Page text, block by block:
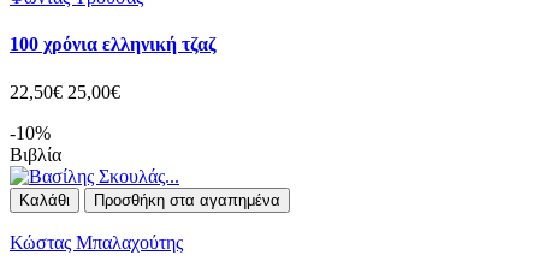
100 χρόνια ελληνική τζαζ
22,50€ 25,00€
-10%
Βιβλία
Καλάθι Προσθήκη στα αγαπημένα
Κώστας Μπαλαχούτης